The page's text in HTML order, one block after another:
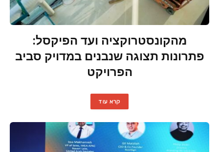
מהקונסטרוקציה ועד הפיקסל:
פתרונות תצוגה שנבנים במדויק סביב
הפרויקט
קרא עוד